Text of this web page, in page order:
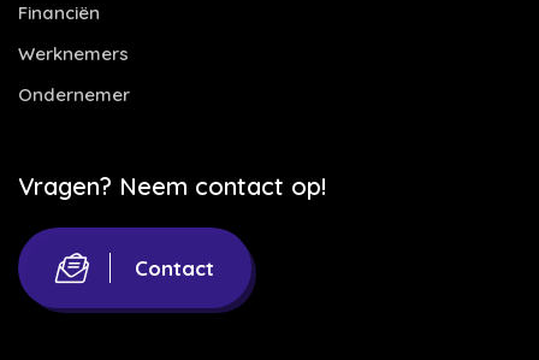
Financiën
Werknemers
Ondernemer
Vragen? Neem contact op!
Contact